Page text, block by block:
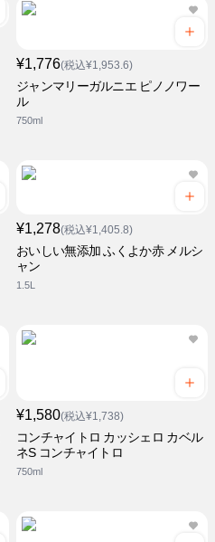
¥1,776(税込¥1,953.6)
ジャンマリーガルニエ ピノノワー
ル
750ml
¥1,278(税込¥1,405.8)
おいしい無添加 ふくよか赤 メルシ
ャン
1.5L
¥1,580(税込¥1,738)
コンチャイトロ カッシェロ カベル
ネS コンチャイトロ
750ml